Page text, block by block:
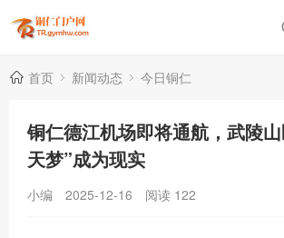
首页 新闻动态 今日铜仁
铜仁德江机场即将通航，武陵
天梦”成为现实
小编 2025-12-16 阅读 122